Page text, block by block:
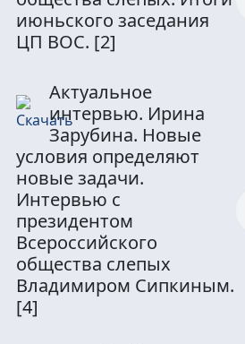
июньского заседания
ЦП ВОС. [2]
Актуальное
интервью. Ирина
Зарубина. Новые
условия определяют
новые задачи.
Интервью с
президентом
Всероссийского
общества слепых
Владимиром Сипкиным.
[4]